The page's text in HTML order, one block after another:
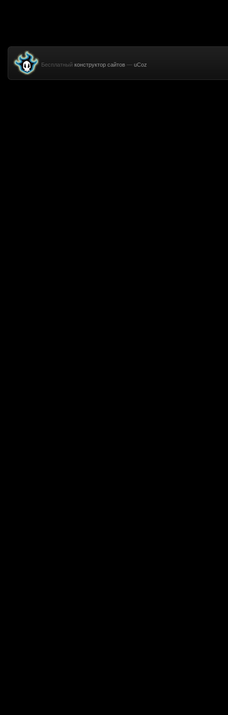
Бесплатный конструктор сайтов — uCoz